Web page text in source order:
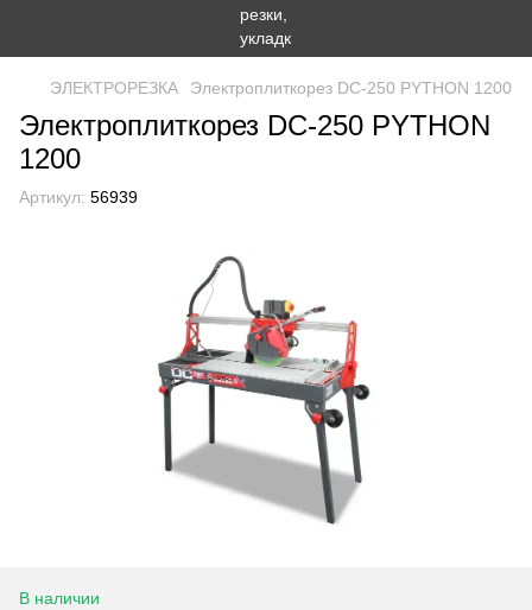
ЭЛЕКТРОРЕЗКА Электроплиткорез DC-250 PYTHON 1200
Электроплиткорез DC-250 PYTHON
1200
Артикул: 56939
В наличии